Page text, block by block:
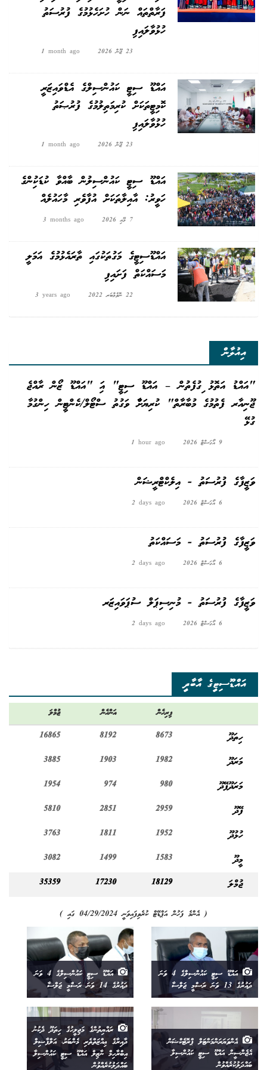
ފަރާތްތައް ނަން ހުށަހެޅުމުގެ ފުރުސަތު
ހުޅުވާލައިފި
23 ޖޫން 2026 1 month ago
އައްޑޫ ސިޓީ ކައުންސިލްގެ އެޑްވައިޒަރީ
ކޮމިޓީތަކަށް ކުރިމަތިލުމުގެ ފުރުޞަތު
ހުޅުވާލައިފި
23 ޖޫން 2026 1 month ago
އައްޑޫ ސިޓީ ކައުންސިލުން ބާއްވާ ކުޑަކުދިންގެ
ހަވީރު: އާއިލާތަކަށް އުފާވެރި މާހައުލެއް
7 މޭއި 2026 3 months ago
އައްޑޫސިޓީގެ މަގުތަކުގައި ތާރައެޅުމުގެ އަމަލީ
މަސައްކަތް ފަށައިފި
22 ނޮވެމްބަރ 2022 3 years ago
އިއުލާން
"އައްޑު އަތޮޅު ދިގުފެތުން – އައްޑޫ ސިޓީ" އަދި "އައްޑޫ ޒޯން ރާއްޖެ
ޖޫނިއާރ ފެތުމުގެ މުބާރާތް" ކުރިޔަށްދާ ވަގުތު ސްޓޯލް/ކެންޓީން ހިންގުމާ
ގުޅޭ
9 އޯގަސްޓް 2026 1 hour ago
ވަޒީފާގެ ފުރުސަތު - އިލެކްޓްރީޝަން
6 އޯގަސްޓް 2026 2 days ago
ވަޒީފާގެ ފުރުސަތު - މަސައްކަތު
6 އޯގަސްޓް 2026 2 days ago
ވަޒީފާގެ ފުރުސަތު - މުނިސިޕަލް ސުޕަވައިޒަރ
6 އޯގަސްޓް 2026 2 days ago
އައްޑޫސިޓީގެ އާބާދީ
ފިރިހެން އަންހެން ޖުމްލަ
ހިތަދޫ 8673
8192
16865
މަރަދޫ 1982
1903
3885
މަރަދޫފޭދޫ 980
974
1954
ފޭދޫ 2959
2851
5810
ހުޅުދޫ 1952
1811
3763
މީދޫ 1583
1499
3082
ޖުމްލަ 18129
17230
35359
( އެންމެ ފަހުން އަޕްޑޭޓް ކުރެވިފައިވަނީ 04/29/2024 ގައި )
އައްޑޫ ސިޓީ ކައުންސިލްގެ 4 ވަނަ
ދައުރުގެ 14 ވަނަ ރަސްމީ ޖަލްސާ
އައްޑޫ ސިޓީ ކައުންސިލްގެ 4 ވަނަ
ދައުރުގެ 13 ވަނަ ރަސްމީ ޖަލްސާ
ރައްޔިތުންގެ މަޖިލީހުގެ ހިތަދޫ ދެކުނު
ދާއިރާގެ ޢިއްޒަތްތެރި މެންބަރު، އަލްފާޟިލް
އިބްރާހިމް ނާޒިލް އައްޑޫ ސިޓީ ކައުންސިލާ
ބައްދަލުކުރެއްވުން
އެންވަޔަރަންމަންޓަލް ޕްރޮޓެކްޝަން
އެޖެންސީން އައްޑޫ ސިޓީ ކައުންސިލާ
ބައްދަލުކުރެއްވުން